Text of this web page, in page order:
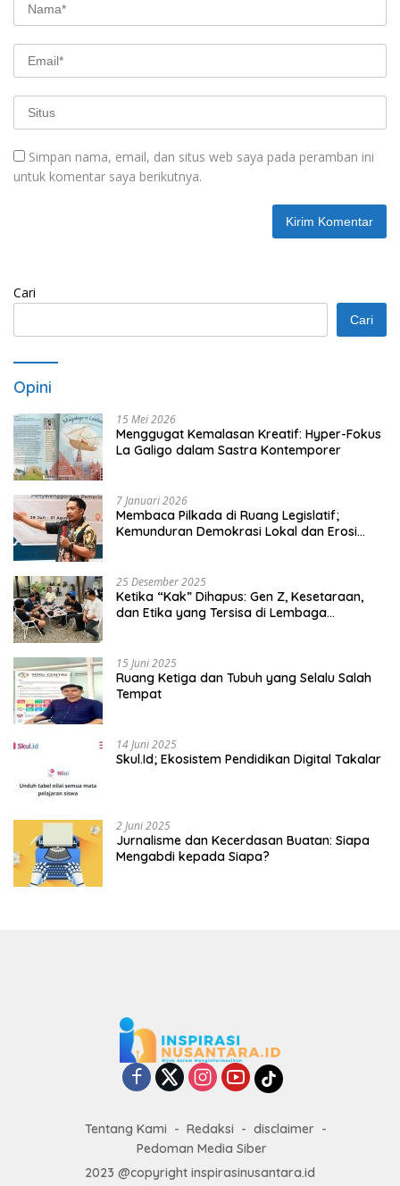
Simpan nama, email, dan situs web saya pada peramban ini
untuk komentar saya berikutnya.
Cari
Cari
Opini
15 Mei 2026
Menggugat Kemalasan Kreatif: Hyper-Fokus
La Galigo dalam Sastra Kontemporer
7 Januari 2026
Membaca Pilkada di Ruang Legislatif;
Kemunduran Demokrasi Lokal dan Erosi
25 Desember 2025
Ketika “Kak” Dihapus: Gen Z, Kesetaraan,
dan Etika yang Tersisa di Lembaga
15 Juni 2025
Ruang Ketiga dan Tubuh yang Selalu Salah
Tempat
14 Juni 2025
Skul.Id; Ekosistem Pendidikan Digital Takalar
2 Juni 2025
Jurnalisme dan Kecerdasan Buatan: Siapa
Mengabdi kepada Siapa?
Tentang Kami Redaksi
disclaimer
Pedoman Media Siber
2023 @copyright inspirasinusantara.id